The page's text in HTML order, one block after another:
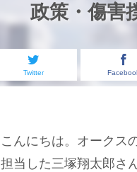
政策・傷害
Twitter
こんにちは。オークス
担当した三塚翔太郎さ